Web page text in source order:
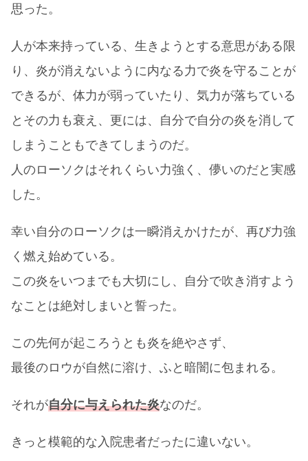
思った。
人が本来持っている、生きようとする意思がある限
り、炎が消えないように内なる力で炎を守ることが
できるが、体力が弱っていたり、気力が落ちている
とその力も衰え、更には、自分で自分の炎を消して
しまうこともできてしまうのだ。
人のローソクはそれくらい力強く、儚いのだと実感
した。
幸い自分のローソクは一瞬消えかけたが、再び力強
く燃え始めている。
この炎をいつまでも大切にし、自分で吹き消すよう
なことは絶対しまいと誓った。
この先何が起ころうとも炎を絶やさず、
最後のロウが自然に溶け、ふと暗闇に包まれる。
それが自分に与えられた炎なのだ。
きっと模範的な入院患者だったに違いない。